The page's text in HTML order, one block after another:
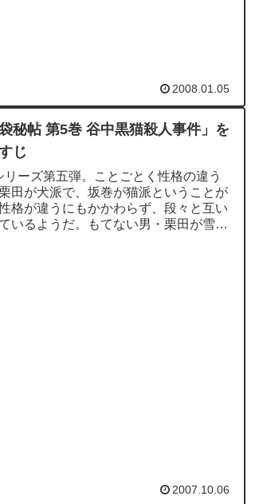
2008.01.05
秘帖 第5巻 谷中黒猫殺人事件」を
じ
ーズ第五弾。ことごとく性格の違う
田が犬派で、坂巻が猫派ということが
格が違うにもかかわらず、段々と互い
いるようだ。もてない男・栗田が雪乃
2007.10.06